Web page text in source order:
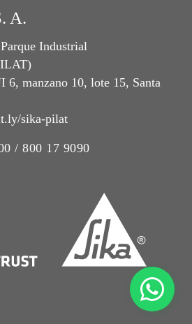
A.
Industrial
6, manzano 10, lote 15, Santa
sika-pilat
/ 800 17 9090